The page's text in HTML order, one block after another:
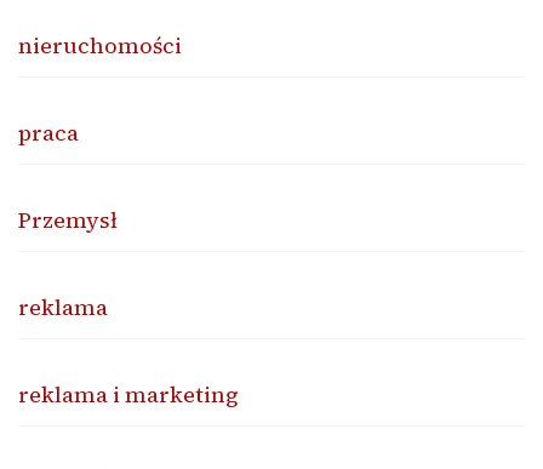
nieruchomości
praca
Przemysł
reklama
reklama i marketing